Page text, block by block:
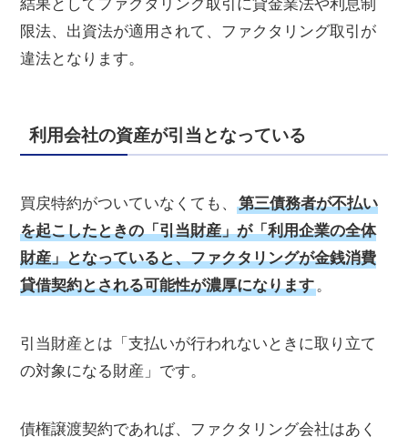
結果としてファクタリング取引に貸金業法や利息制
限法、出資法が適用されて、ファクタリング取引が
違法となります。
利用会社の資産が引当となっている
買戻特約がついていなくても、第三債務者が不払い
を起こしたときの「引当財産」が「利用企業の全体
財産」となっていると、ファクタリングが金銭消費
貸借契約とされる可能性が濃厚になります。
引当財産とは「支払いが行われないときに取り立て
の対象になる財産」です。
債権譲渡契約であれば、ファクタリング会社はあく